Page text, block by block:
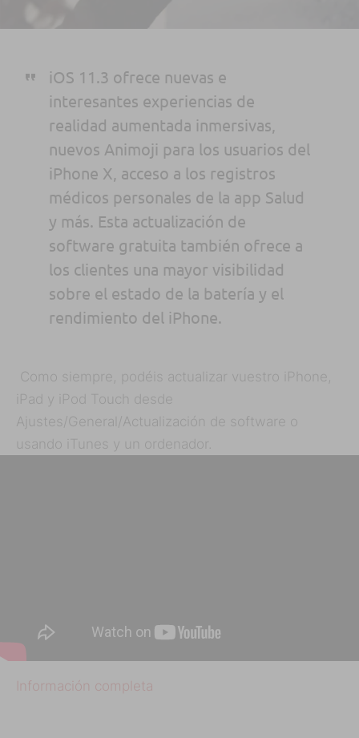
iOS 11.3 ofrece nuevas e
interesantes experiencias de
realidad aumentada inmersivas,
nuevos Animoji para los usuarios del
iPhone X, acceso a los registros
médicos personales de la app Salud
y más. Esta actualización de
software gratuita también ofrece a
los clientes una mayor visibilidad
sobre el estado de la batería y el
rendimiento del iPhone.
Como siempre, podéis actualizar vuestro iPhone,
iPad y iPod Touch desde
Ajustes/General/Actualización de software o
usando iTunes y un ordenador.
Información completa